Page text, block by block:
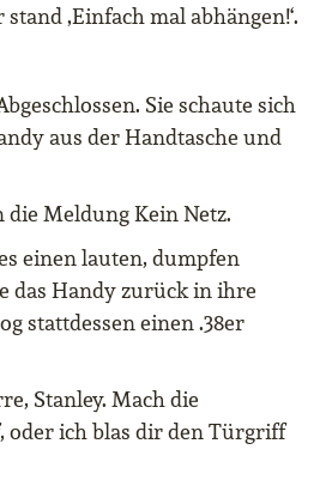
‚Einfach mal abhängen!‘.
Sie schaute sich
aus der Handtasche und
Meldung Kein Netz.
einen lauten, dumpfen
das Handy zurück in ihre
stattdessen einen .38er
Stanley. Mach die
oder ich blas dir den Türgriff